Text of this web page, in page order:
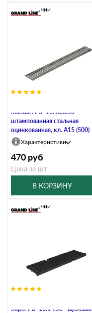
Standart РВ -10.13,6.50 -
штампованная стальная
оцинкованная, кл. А15 (500)
В наличии
Характеристики
470 руб
Цена за шт
В КОРЗИНУ
Super РВ -10.14.50 - щелевая
В наличии